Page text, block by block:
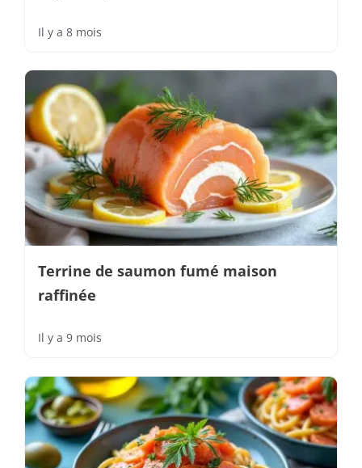
Il y a 8 mois
Terrine de saumon fumé maison
raffinée
Il y a 9 mois